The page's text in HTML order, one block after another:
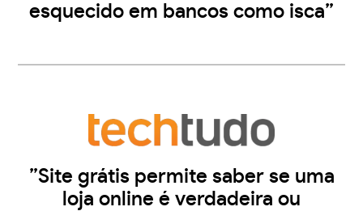
esquecido em bancos como isca”
”Site grátis permite saber se uma
loja online é verdadeira ou